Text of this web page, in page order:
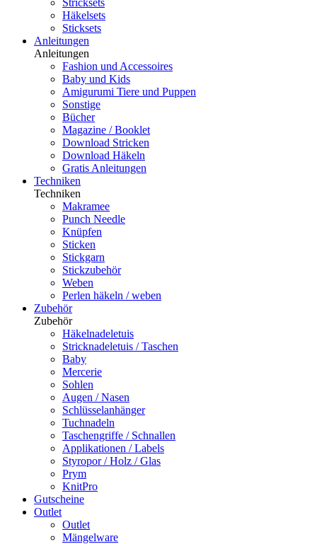
Stricksets
Häkelsets
Sticksets
Anleitungen
Anleitungen
Fashion und Accessoires
Baby und Kids
Amigurumi Tiere und Puppen
Sonstige
Bücher
Magazine / Booklet
Download Stricken
Download Häkeln
Gratis Anleitungen
Techniken
Techniken
Makramee
Punch Needle
Knüpfen
Sticken
Stickgarn
Stickzubehör
Weben
Perlen häkeln / weben
Zubehör
Zubehör
Häkelnadeletuis
Stricknadeletuis / Taschen
Baby
Mercerie
Sohlen
Augen / Nasen
Schlüsselanhänger
Tuchnadeln
Taschengriffe / Schnallen
Applikationen / Labels
Styropor / Holz / Glas
Prym
KnitPro
Gutscheine
Outlet
Outlet
Mängelware